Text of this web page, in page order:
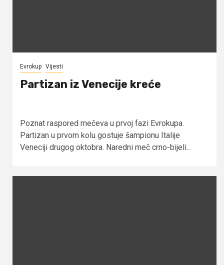
Evrokup Vijesti
Partizan iz Venecije kreće
Poznat raspored mečeva u prvoj fazi Evrokupa.
Partizan u prvom kolu gostuje šampionu Italije
Veneciji drugog oktobra. Naredni meč crno-bijeli...